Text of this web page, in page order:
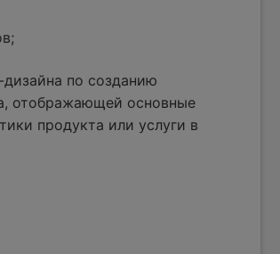
по созданию
отображающей основные
продукта или услуги в